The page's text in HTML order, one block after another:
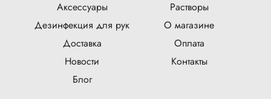
Аксессуары
Растворы
Дезинфекция для рук
О магазине
Доставка
Оплата
Новости
Контакты
Блог